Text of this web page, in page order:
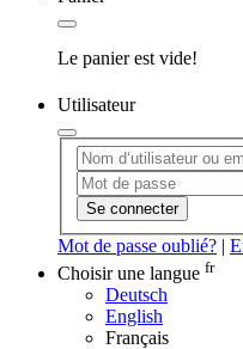
Le panier est vide!
Utilisateur
Se connecter
Mot de passe oublié? |
Choisir une langue fr
Deutsch
English
Français